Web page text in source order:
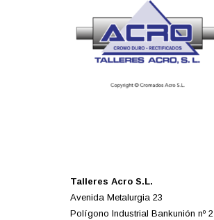
Talleres Acro S.L.
Avenida Metalurgia 23
Polígono Industrial Bankunión nº 2